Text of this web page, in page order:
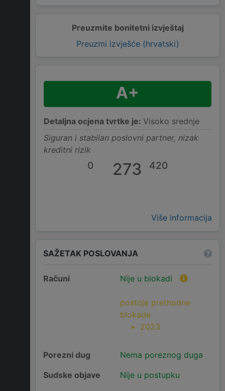
Preuzmite bonitetni izvještaj
Preuzmi izvješće (hrvatski)
A+
Detaljna ocjena tvrtke je: Visoko srednje
Siguran i stabilan poslovni partner, nizak
kreditni rizik
0 273 420
Više informacija
SAŽETAK POSLOVANJA
Računi Nije u blokadi
postoje prethodne
blokade
2023
Porezni dug
Nema poreznog duga
Sudske objave
Nije u postupku